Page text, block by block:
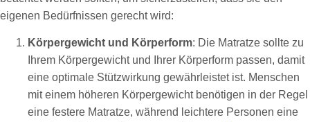
eigenen Bedürfnissen gerecht wird:
Körpergewicht und Körperform: Die Matratze sollte zu
Ihrem Körpergewicht und Ihrer Körperform passen, damit
eine optimale Stützwirkung gewährleistet ist. Menschen
mit einem höheren Körpergewicht benötigen in der Regel
eine festere Matratze, während leichtere Personen eine